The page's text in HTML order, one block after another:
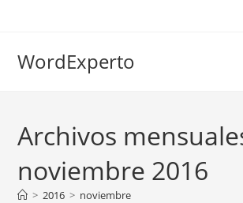
WordExperto
Archivos
noviembre 2016
> 2016 > noviembre